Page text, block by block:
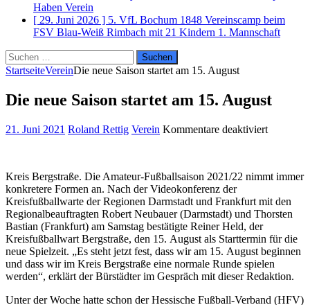
Haben Verein
[ 29. Juni 2026 ] 5. VfL Bochum 1848 Vereinscamp beim
FSV Blau-Weiß Rimbach mit 21 Kindern 1. Mannschaft
Suchen
nach:
StartseiteVereinDie neue Saison startet am 15. August
Die neue Saison startet am 15. August
21. Juni 2021 Roland Rettig Verein Kommentare deaktiviertfür
startet
15.
August
Kreis Bergstraße. Die Amateur-Fußballsaison 2021/22 nimmt immer
konkretere Formen an. Nach der Videokonferenz der
Kreisfußballwarte der Regionen Darmstadt und Frankfurt mit den
Regionalbeauftragten Robert Neubauer (Darmstadt) und Thorsten
Bastian (Frankfurt) am Samstag bestätigte Reiner Held, der
Kreisfußballwart Bergstraße, den 15. August als Starttermin für die
neue Spielzeit. „Es steht jetzt fest, dass wir am 15. August beginnen
und dass wir im Kreis Bergstraße eine normale Runde spielen
werden“, erklärt der Bürstädter im Gespräch mit dieser Redaktion.
Unter der Woche hatte schon der Hessische Fußball-Verband (HFV)